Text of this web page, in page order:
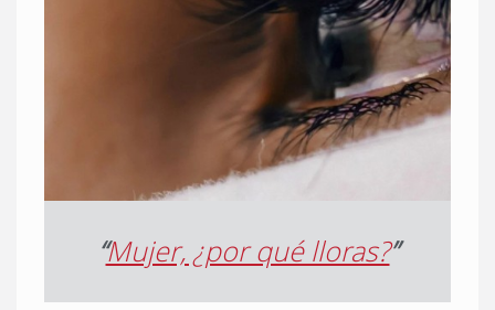
“Mujer, ¿por qué lloras?”